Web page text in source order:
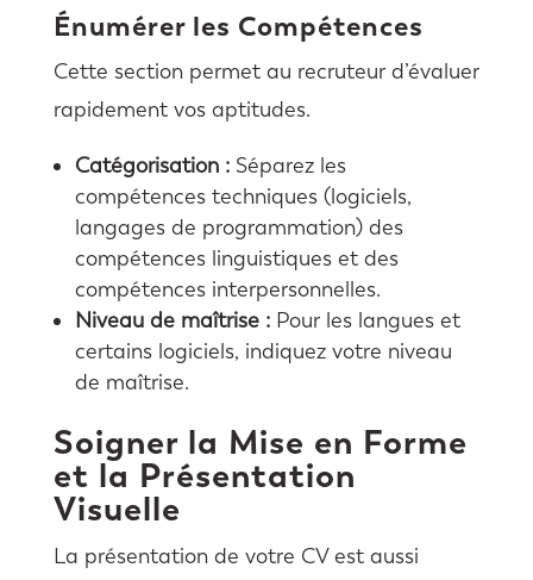
Énumérer les Compétences
Cette section permet au recruteur d’évaluer
rapidement vos aptitudes.
Catégorisation :Séparez les
compétences techniques (logiciels,
langages de programmation) des
compétences linguistiques et des
compétences interpersonnelles.
Niveau de maîtrise :Pour les langues et
certains logiciels, indiquez votre niveau
de maîtrise.
Soigner la Mise en Forme
et la Présentation
Visuelle
La présentation de votre CV est aussi